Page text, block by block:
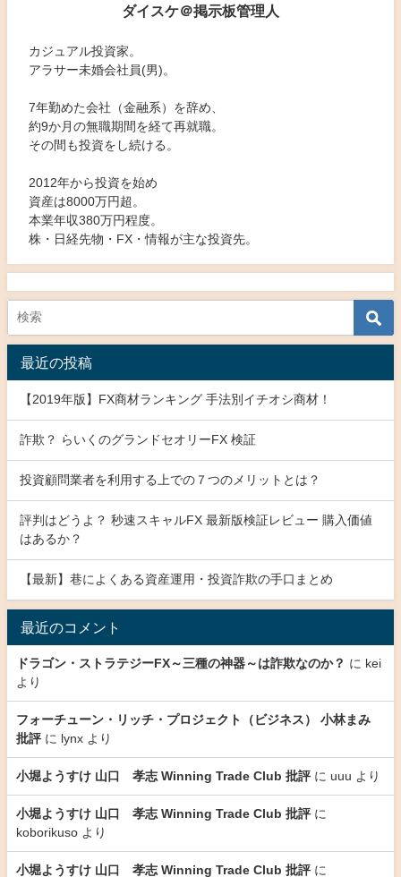
ダイスケ＠掲示板管理人
カジュアル投資家。
アラサー未婚会社員(男)。
7年勤めた会社（金融系）を辞め、
約9か月の無職期間を経て再就職。
その間も投資をし続ける。
2012年から投資を始め
資産は8000万円超。
本業年収380万円程度。
株・日経先物・FX・情報が主な投資先。
最近の投稿
【2019年版】FX商材ランキング 手法別イチオシ商材！
詐欺？ らいくのグランドセオリーFX 検証
投資顧問業者を利用する上での７つのメリットとは？
評判はどうよ？ 秒速スキャルFX 最新版検証レビュー 購入価値
はあるか？
【最新】巷によくある資産運用・投資詐欺の手口まとめ
最近のコメント
ドラゴン・ストラテジーFX～三種の神器～は詐欺なのか？ に kei
より
フォーチューン・リッチ・プロジェクト（ビジネス） 小林まみ
批評に lynx より
小堀ようすけ 山口 孝志 Winning Trade Club 批評に uuu より
小堀ようすけ 山口 孝志 Winning Trade Club 批評に
koborikuso より
小堀ようすけ 山口 孝志 Winning Trade Club 批評に